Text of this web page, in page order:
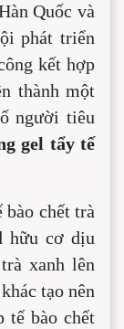
Quốc và
phát triển
kết hợp
thành một
người tiêu
gel tẩy tế
bào chết trà
hữu cơ dịu
xanh lên
tạo nên
tế bào chết